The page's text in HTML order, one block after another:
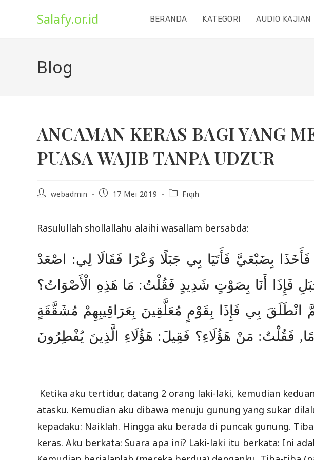
Salafy.or.id BERANDA KATEGORI AUDIO KAJIAN
Blog
ANCAMAN KERAS BAGI YANG
PUASA WAJIB TANPA UDZUR
Postwebadmin
Post17 Mei 2019
PostFiqih
Rasulullah shollallahu alaihi wasallam bersabda:
فَأَخَذَا بِضَبْعَيَّ فَأَتَيَا بِي جَبَلًا وَعْرًا فَقَالَا لِي: اصْعَدْ
فَإِذَا أَنَا بِصَوْتٍ شَدِيدٍ فَقُلْتُ: مَا هَذِهِ الْأَصْوَاتُ؟
انْطَلَقَ بِي فَإِذَا بِقَوْمٍ مُعَلَّقِينَ بِعَرَاقِيبِهِمْ مُشَقَّقَةٍ
فَقُلْتُ: مَنْ هَؤُلَاءِ؟ فَقِيلَ: هَؤُلَاءِ الَّذِينَ يُفْطِرُونَ
Ketika aku tertidur, datang 2 orang laki-laki, kemudian
atasku. Kemudian aku dibawa menuju gunung yang sukar
kepadaku: Naiklah. Hingga aku berada di puncak gunung.
keras. Aku berkata: Suara apa ini? Laki-laki itu berkata: Ini